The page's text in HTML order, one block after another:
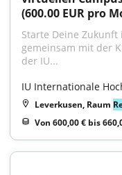
(600.00 EUR pro
Starte Deine
gemeinsam mit der
der IU...
IU Internationale
Leverkusen, Raum
Von 600,00 € bis